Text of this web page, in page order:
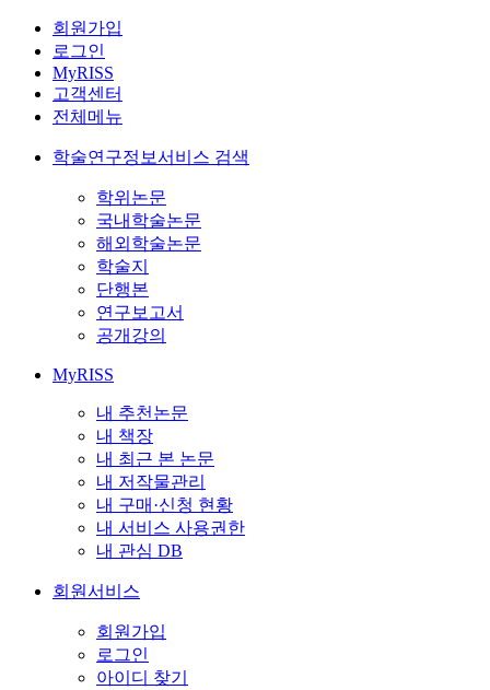
회원가입
로그인
MyRISS
고객센터
전체메뉴
학술연구정보서비스 검색
학위논문
국내학술논문
해외학술논문
학술지
단행본
연구보고서
공개강의
MyRISS
내 추천논문
내 책장
내 최근 본 논문
내 저작물관리
내 구매·신청 현황
내 서비스 사용권한
내 관심 DB
회원서비스
회원가입
로그인
아이디 찾기